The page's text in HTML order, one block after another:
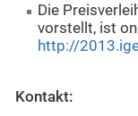
Die
vorstellt, ist
http://
Kontakt: